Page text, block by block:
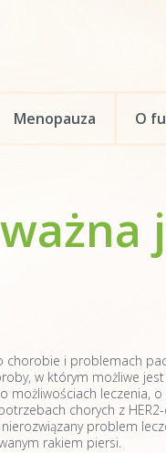
Menopauza O
chorobie i problemach
w którym możliwe
możliwościach leczenia,
chorych z
problem
rakiem piersi.